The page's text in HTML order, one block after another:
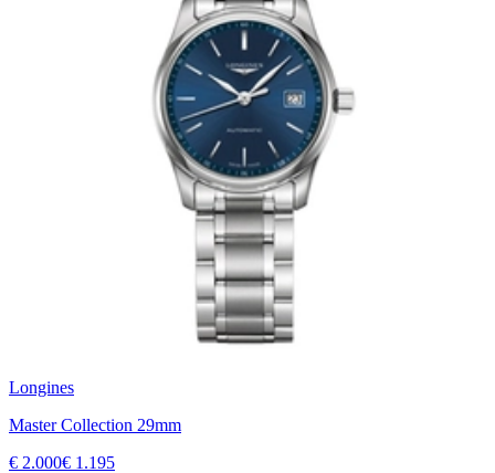
Longines
Master Collection 29mm
€ 2.000€ 1.195